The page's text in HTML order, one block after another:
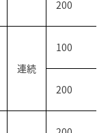
200
連続
100
200